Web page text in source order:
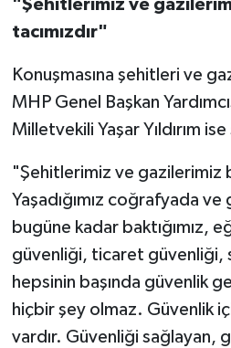
"Şehitlerimiz ve
tacımızdır"
Konuşmasına şehitleri ve
MHP Genel Başkan
Milletvekili Yaşar Yıldırım
"Şehitlerimiz ve gazilerimiz
Yaşadığımız coğrafyada
bugüne kadar baktığımız,
güvenliği, ticaret güvenliği,
hepsinin başında güvenlik
hiçbir şey olmaz. Güvenlik
vardır. Güvenliği sağlayan,